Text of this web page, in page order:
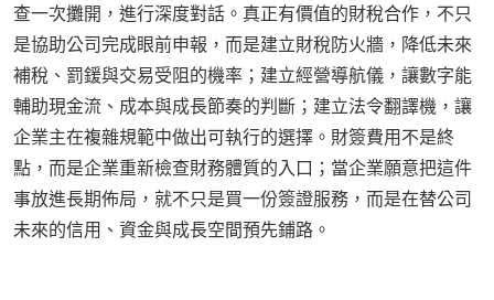
查一次攤開，進行深度對話。真正有價值的財稅合作，不只
是協助公司完成眼前申報，而是建立財稅防火牆，降低未來
補稅、罰鍰與交易受阻的機率；建立經營導航儀，讓數字能
輔助現金流、成本與成長節奏的判斷；建立法令翻譯機，讓
企業主在複雜規範中做出可執行的選擇。財簽費用不是終
點，而是企業重新檢查財務體質的入口；當企業願意把這件
事放進長期佈局，就不只是買一份簽證服務，而是在替公司
未來的信用、資金與成長空間預先鋪路。